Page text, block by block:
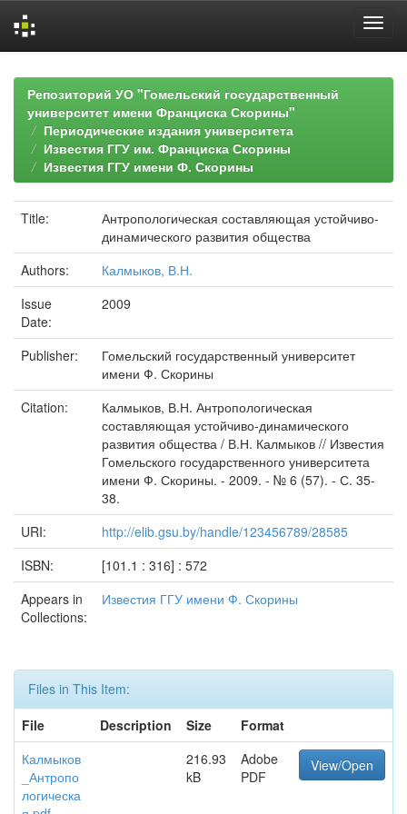
navigationРепозиторий УО "Гомельский государственный
университет имени Франциска Скорины"
Периодические издания университета
Известия ГГУ им. Франциска Скорины
Известия ГГУ имени Ф. Скорины
Title:
Антропологическая составляющая устойчиво-
динамического развития общества
Authors:
Калмыков, В.Н.
Issue
Date:
2009
Publisher:
Гомельский государственный университет
имени Ф. Скорины
Citation:
Калмыков, В.Н. Антропологическая
составляющая устойчиво-динамического
развития общества / В.Н. Калмыков // Известия
Гомельского государственного университета
имени Ф. Скорины. - 2009. - № 6 (57). - С. 35-
38.
URI:
http://elib.gsu.by/handle/123456789/28585
ISBN:
[101.1 : 316] : 572
Appears in
Collections:
Известия ГГУ имени Ф. Скорины
Files in This Item:
File
Description Size
Format
Калмыков
_Антропо
логическа
216.93
kB
Adobe
PDF
View/Open